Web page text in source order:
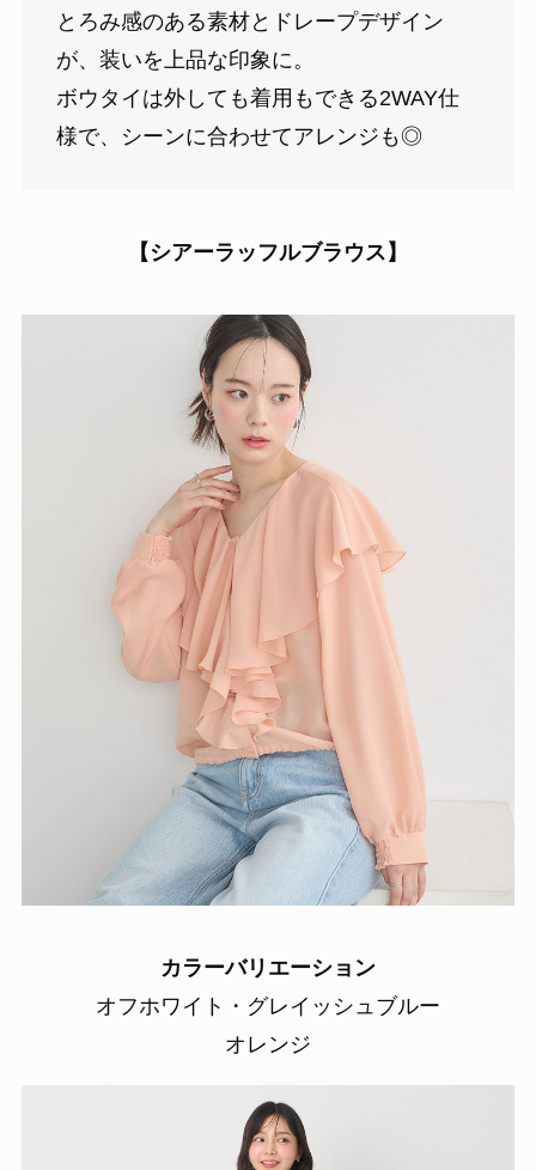
とろみ感のある素材とドレープデザイン
が、装いを上品な印象に。
ボウタイは外しても着用もできる2WAY仕
様で、シーンに合わせてアレンジも◎
【 シアーラッフルブラウス】
カラーバリエーション
オフホワイト・グレイッシュブルー
オレンジ